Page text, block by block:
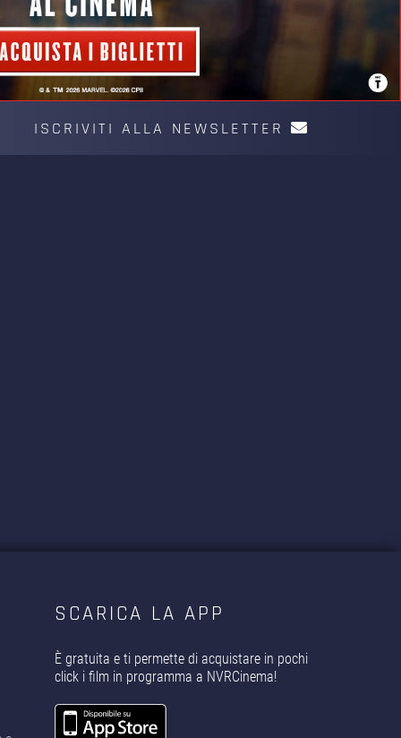
ISCRIVITI ALLA NEWSLETTER
SCARICA LA APP
È gratuita e ti permette di acquistare in pochi
click i film in programma a NVRCinema!